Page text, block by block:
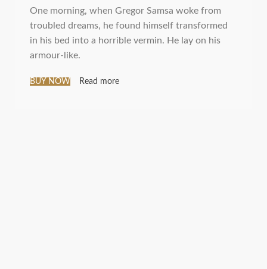
One morning, when Gregor Samsa woke from
troubled dreams, he found himself transformed
in his bed into a horrible vermin. He lay on his
armour-like.
BUY NOW Read more